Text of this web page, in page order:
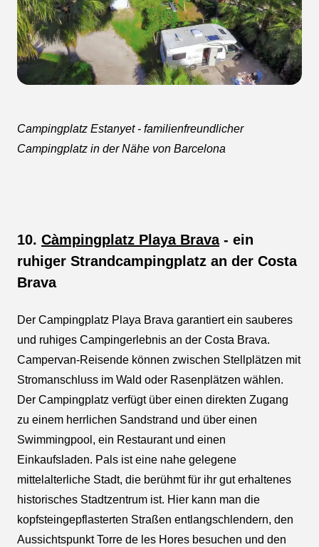
Campingplatz Estanyet - familienfreundlicher
Campingplatz in der Nähe von Barcelona
10. Càmpingplatz Playa Brava- ein
ruhiger Strandcampingplatz an der Costa
Brava
Der Campingplatz Playa Brava garantiert ein sauberes
und ruhiges Campingerlebnis an der Costa Brava.
Campervan-Reisende können zwischen Stellplätzen mit
Stromanschluss im Wald oder Rasenplätzen wählen.
Der Campingplatz verfügt über einen direkten Zugang
zu einem herrlichen Sandstrand und über einen
Swimmingpool, ein Restaurant und einen
Einkaufsladen. Pals ist eine nahe gelegene
mittelalterliche Stadt, die berühmt für ihr gut erhaltenes
historisches Stadtzentrum ist. Hier kann man die
kopfsteingepflasterten Straßen entlangschlendern, den
Aussichtspunkt Torre de les Hores besuchen und den